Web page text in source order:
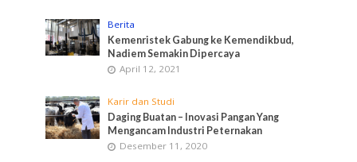
Berita
Kemenristek Gabung ke Kemendikbud,
Nadiem Semakin Dipercaya
April 12, 2021
Karir dan Studi
Daging Buatan – Inovasi Pangan Yang
Mengancam Industri Peternakan
Desember 11, 2020